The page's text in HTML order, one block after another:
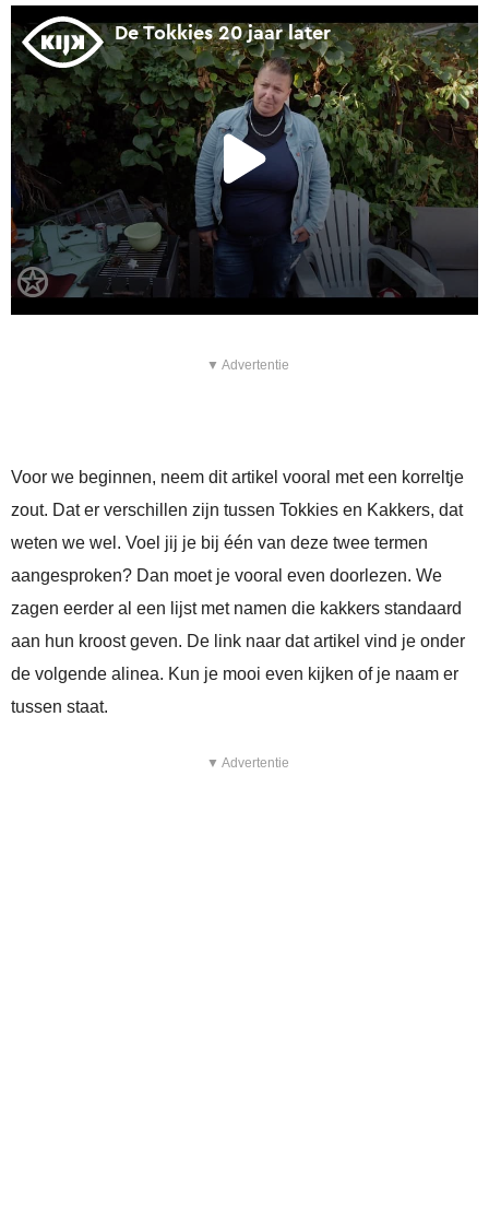
▼ Advertentie
Voor we beginnen, neem dit artikel vooral met een korreltje
zout. Dat er verschillen zijn tussen Tokkies en Kakkers, dat
weten we wel. Voel jij je bij één van deze twee termen
aangesproken? Dan moet je vooral even doorlezen. We
zagen eerder al een lijst met namen die kakkers standaard
aan hun kroost geven. De link naar dat artikel vind je onder
de volgende alinea. Kun je mooi even kijken of je naam er
tussen staat.
▼ Advertentie